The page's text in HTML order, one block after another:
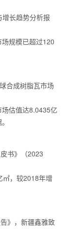
长趋势分析报
规模已超过120
合成树脂瓦市场
估值达8.0435亿
书》（2023
㎡，较2018年增
》，新疆鑫雅致